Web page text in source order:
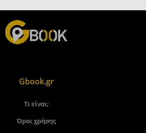
Gbook.gr
Τι είναι;
Όροι χρήσης